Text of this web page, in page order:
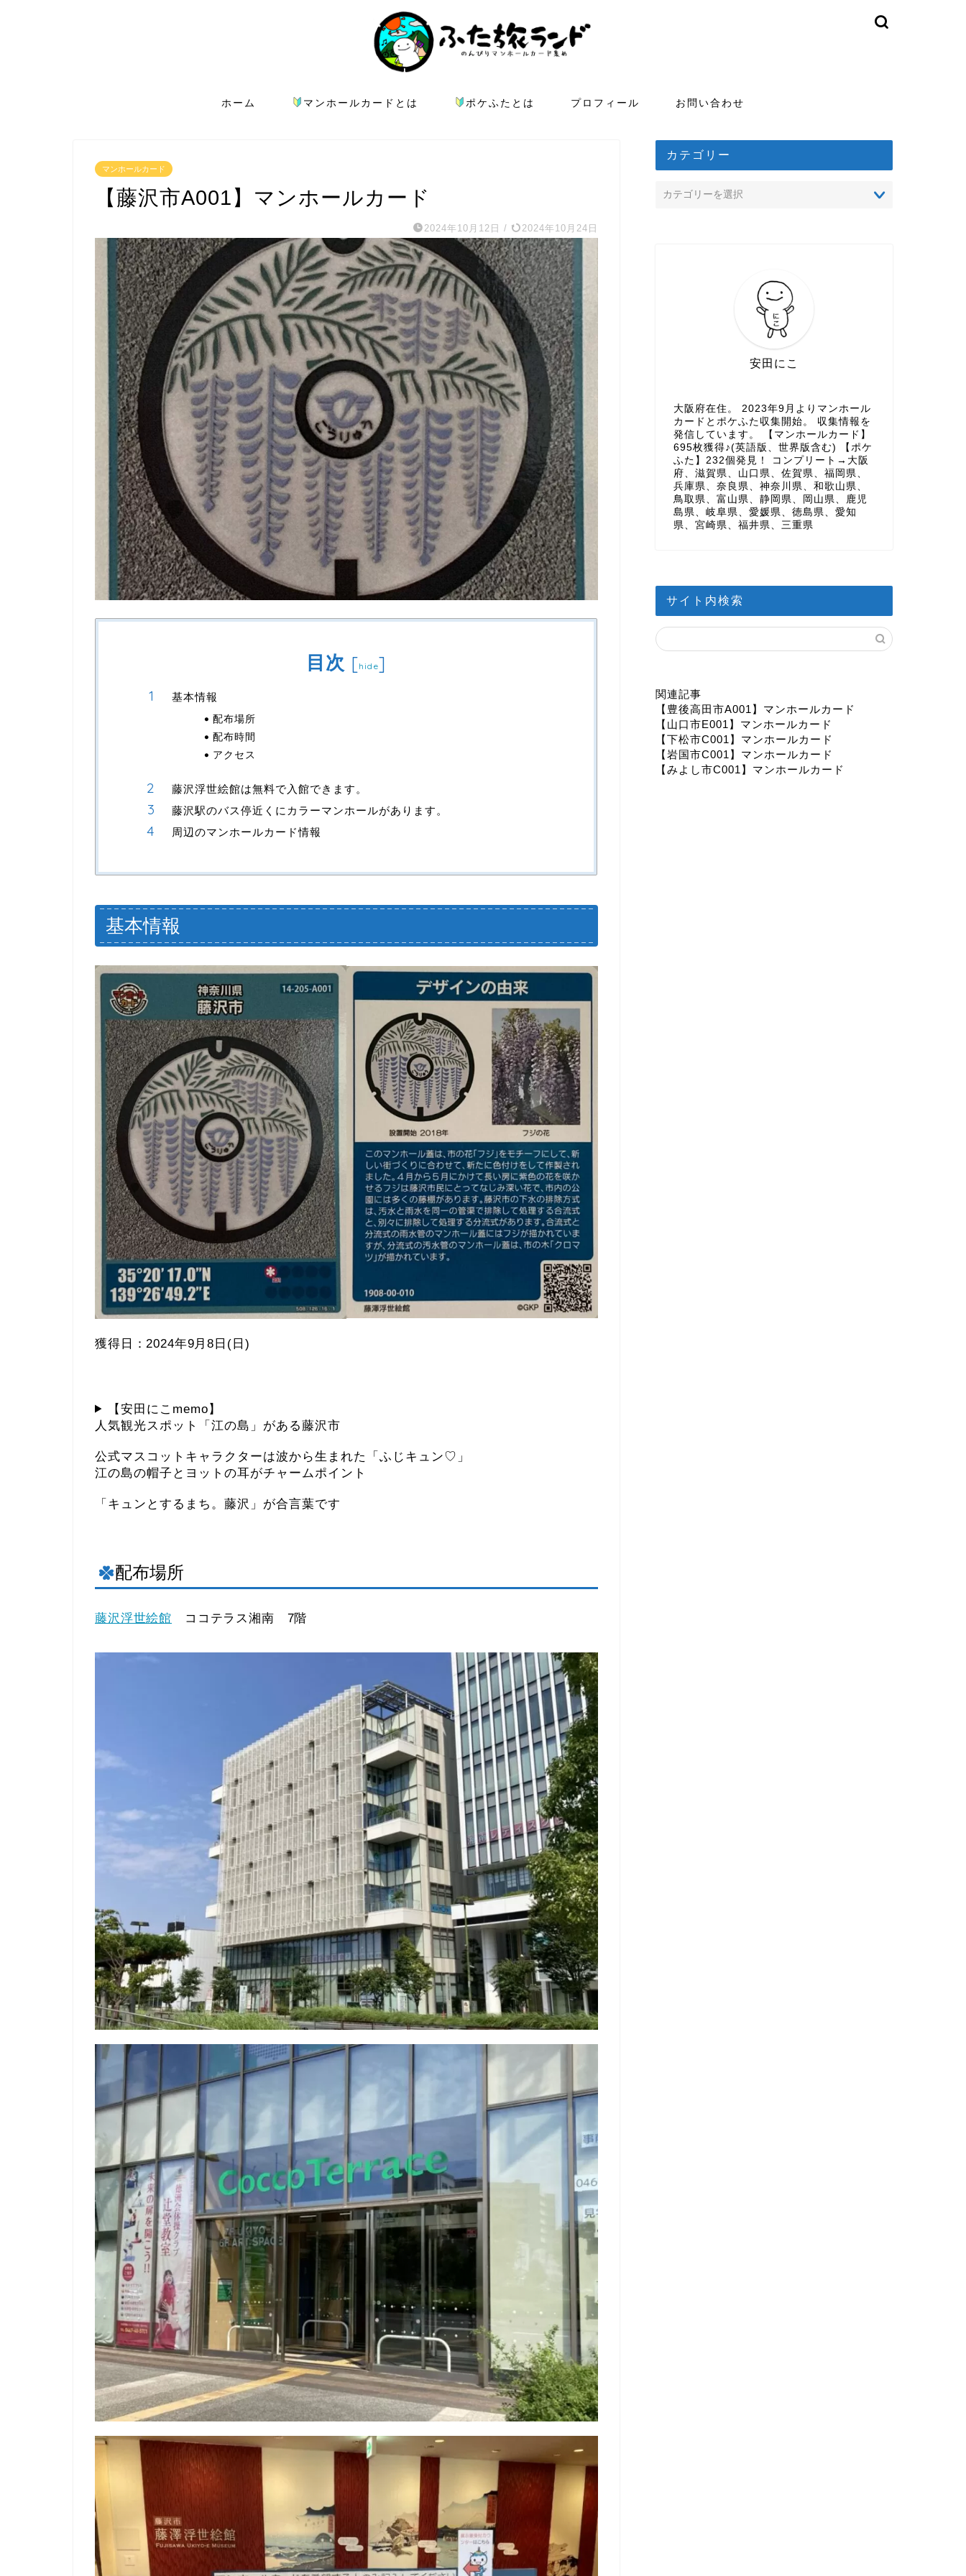
ホーム マンホールカードとは ポケふたとは プロフィール お問い合わせ
マンホールカード
【藤沢市A001】マンホールカード
2024年10月12日 / 2024年10月24日
目次 [hide]
基本情報
配布場所
配布時間
アクセス
藤沢浮世絵館は無料で入館できます。
藤沢駅のバス停近くにカラーマンホールがあります。
周辺のマンホールカード情報
基本情報
獲得日：2024年9月8日(日)
【安田にこmemo】
人気観光スポット「江の島」がある藤沢市
公式マスコットキャラクターは波から生まれた「ふじキュン♡」
江の島の帽子とヨットの耳がチャームポイント
「キュンとするまち。藤沢」が合言葉です
配布場所
藤沢浮世絵館 ココテラス湘南 7階
カテゴリー
安田にこ
大阪府在住。 2023年9月よりマンホール
カードとポケふた収集開始。 収集情報を
発信しています。 【マンホールカード】
695枚獲得♪(英語版、世界版含む) 【ポケ
ふた】232個発見！ コンプリート→大阪
府、滋賀県、山口県、佐賀県、福岡県、
兵庫県、奈良県、神奈川県、和歌山県、
鳥取県、富山県、静岡県、岡山県、鹿児
島県、岐阜県、愛媛県、徳島県、愛知
県、宮崎県、福井県、三重県
サイト内検索
関連記事
【豊後高田市A001】マンホールカード
【山口市E001】マンホールカード
【下松市C001】マンホールカード
【岩国市C001】マンホールカード
【みよし市C001】マンホールカード